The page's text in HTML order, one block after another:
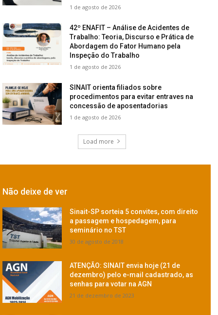
1 de agosto de 2026
42º ENAFIT – Análise de Acidentes de
Trabalho: Teoria, Discurso e Prática de
Abordagem do Fator Humano pela
Inspeção do Trabalho
1 de agosto de 2026
SINAIT orienta filiados sobre
procedimentos para evitar entraves na
concessão de aposentadorias
1 de agosto de 2026
Load more
Não deixe de ver
Sinait-SP sorteia 5 convites, com direito
a passagem e hospedagem, para
seminário no TST
30 de agosto de 2018
ATENÇÃO: SINAIT envia hoje (21 de
dezembro) pelo e-mail cadastrado, as
senhas para votar na AGN
21 de dezembro de 2023